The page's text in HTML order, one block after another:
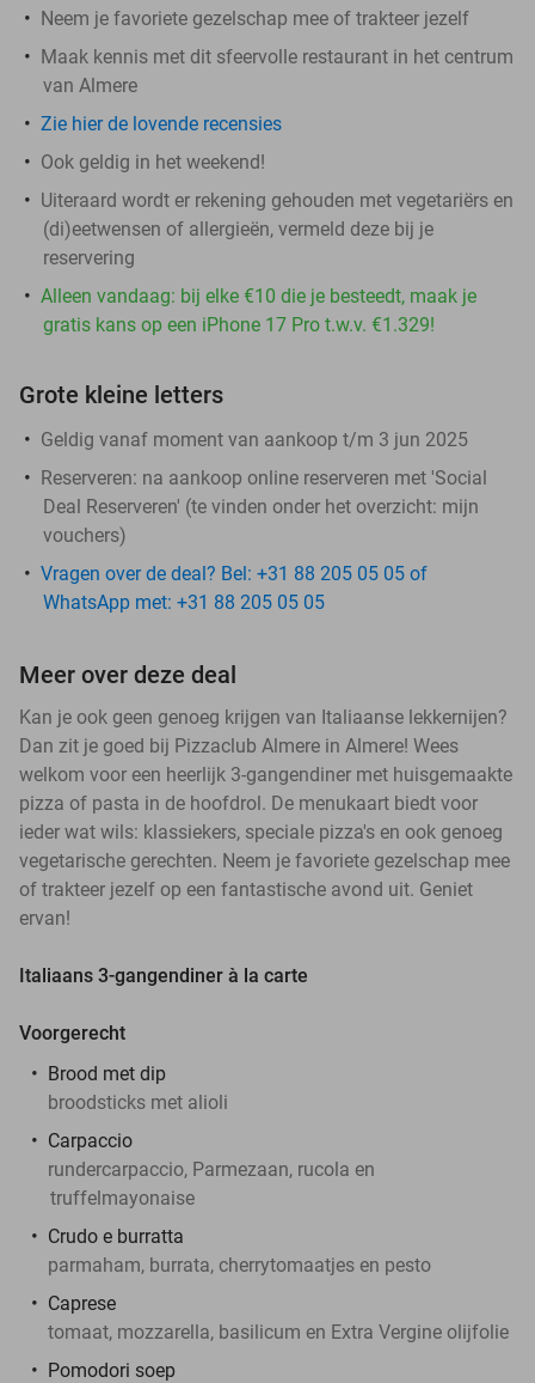
Neem je favoriete gezelschap mee of trakteer jezelf
Maak kennis met dit sfeervolle restaurant in het centrum
van Almere
Zie hier de lovende recensies
Ook geldig in het weekend!
Uiteraard wordt er rekening gehouden met vegetariërs en
(di)eetwensen of allergieën, vermeld deze bij je
reservering
Alleen vandaag: bij elke €10 die je besteedt, maak je
gratis kans op een iPhone 17 Pro t.w.v. €1.329!
Grote kleine letters
Geldig vanaf moment van aankoop t/m 3 jun 2025
Reserveren: na aankoop online reserveren met 'Social
Deal Reserveren' (te vinden onder het overzicht: mijn
vouchers)
Vragen over de deal? Bel: +31 88 205 05 05 of
WhatsApp met: +31 88 205 05 05
Meer over deze deal
Kan je ook geen genoeg krijgen van Italiaanse lekkernijen?
Dan zit je goed bij Pizzaclub Almere in Almere! Wees
welkom voor een heerlijk 3-gangendiner met huisgemaakte
pizza of pasta in de hoofdrol. De menukaart biedt voor
ieder wat wils: klassiekers, speciale pizza's en ook genoeg
vegetarische gerechten. Neem je favoriete gezelschap mee
of trakteer jezelf op een fantastische avond uit. Geniet
ervan!
Italiaans 3-gangendiner à la carte
Voorgerecht
Brood met dip
broodsticks met alioli
Carpaccio
rundercarpaccio, Parmezaan, rucola en
truffelmayonaise
Crudo e burratta
parmaham, burrata, cherrytomaatjes en pesto
Caprese
tomaat, mozzarella, basilicum en Extra Vergine olijfolie
Pomodori soep